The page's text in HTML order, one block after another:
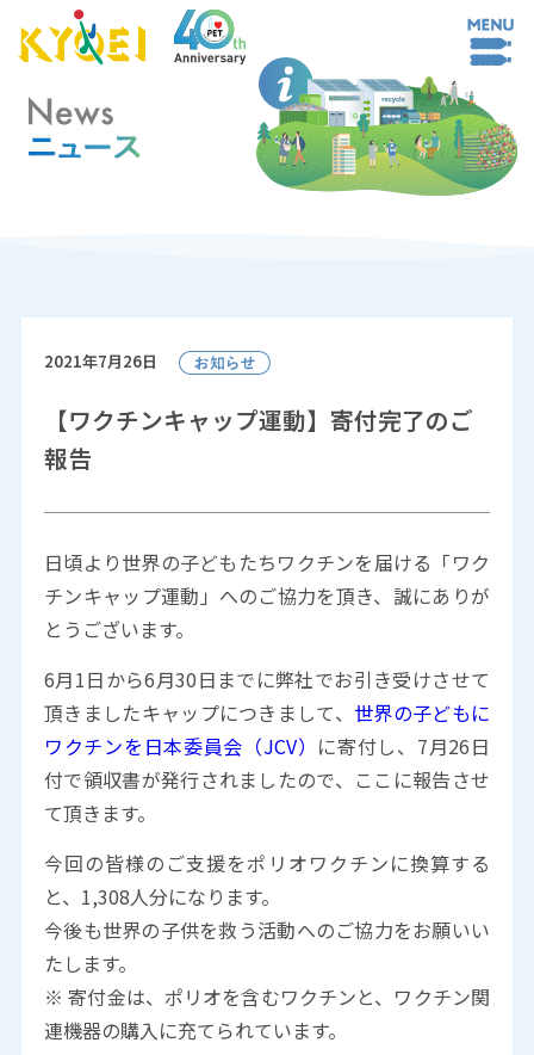
2021年7月26日
【ワクチンキャップ運動】寄付完了のご
報告
日頃より世界の子どもたちワクチンを届ける「ワク
チンキャップ運動」へのご協力を頂き、誠にありが
とうございます。
6月1日から6月30日までに弊社でお引き受けさせて
頂きましたキャップにつきまして、 世界の子どもに
ワクチンを日本委員会（JCV） に寄付し、7月26日
付で領収書が発行されましたので、ここに報告させ
て頂きます。
今回の皆様のご支援をポリオワクチンに換算する
と、1,308人分になります。
今後も世界の子供を救う活動へのご協力をお願いい
たします。
※ 寄付金は、ポリオを含むワクチンと、ワクチン関
連機器の購入に充てられています。